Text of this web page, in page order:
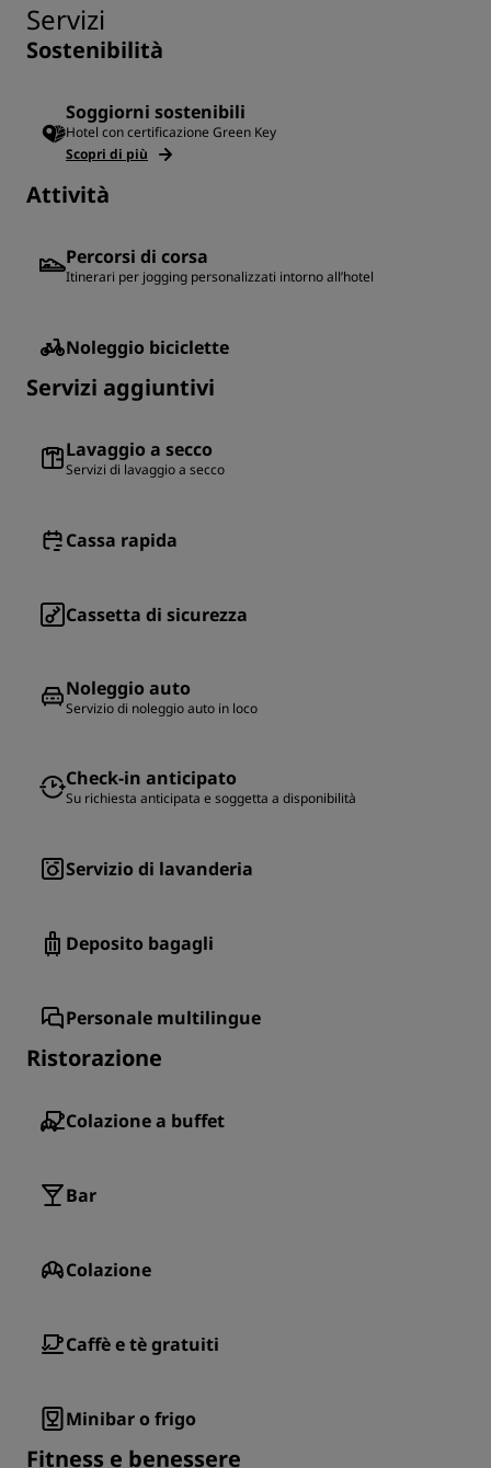
Servizi
Sostenibilità
Soggiorni sostenibili
Hotel con certificazione Green Key
Scopri di più
Attività
Percorsi di corsa
Itinerari per jogging personalizzati intorno all’hotel
Noleggio biciclette
Servizi aggiuntivi
Lavaggio a secco
Servizi di lavaggio a secco
Cassa rapida
Cassetta di sicurezza
Noleggio auto
Servizio di noleggio auto in loco
Check-in anticipato
Su richiesta anticipata e soggetta a disponibilità
Servizio di lavanderia
Deposito bagagli
Personale multilingue
Ristorazione
Colazione a buffet
Bar
Colazione
Caffè e tè gratuiti
Minibar o frigo
Fitness e benessere